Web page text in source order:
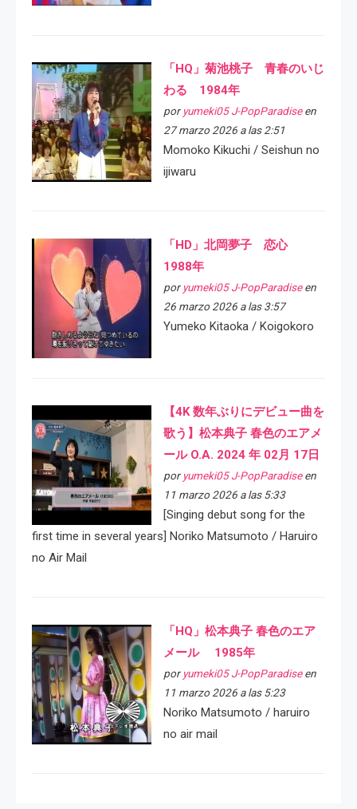
「HQ」菊池桃子 青春のいじ
わる 1984年
por yumeki05 J-PopParadiseen
27 marzo 2026 a las 2:51
Momoko Kikuchi / Seishun no
ijiwaru
「HD」北岡夢子 恋心
1988年
por yumeki05 J-PopParadiseen
26 marzo 2026 a las 3:57
Yumeko Kitaoka / Koigokoro
【4K 数年ぶりにデビュー曲を
歌う】松本典子 春色のエアメ
ール O.A. 2024 年 02月 17日
por yumeki05 J-PopParadiseen
11 marzo 2026 a las 5:33
[Singing debut song for the
first time in several years] Noriko Matsumoto / Haruiro
no Air Mail
「HQ」松本典子 春色のエア
メール 1985年
por yumeki05 J-PopParadiseen
11 marzo 2026 a las 5:23
Noriko Matsumoto / haruiro
no air mail